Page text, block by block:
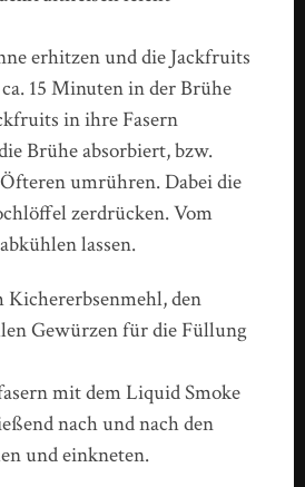
erhitzen und die Jackfruits
15 Minuten in der Brühe
in ihre Fasern
Brühe absorbiert, bzw.
umrühren. Dabei die
zerdrücken. Vom
lassen.
den
Gewürzen für die Füllung
mit dem Liquid Smoke
nach und nach den
und einkneten.